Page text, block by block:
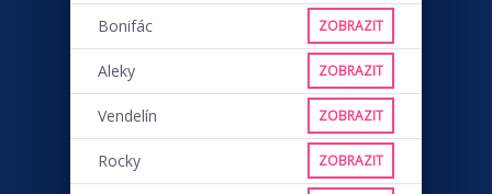
Bonifác ZOBRAZIT
Aleky ZOBRAZIT
Vendelín ZOBRAZIT
Rocky ZOBRAZIT